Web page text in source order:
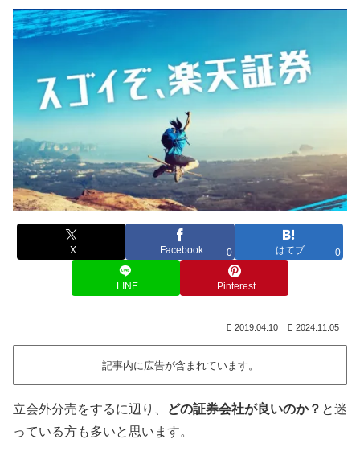
X Facebook 0 はてブ 0
LINE Pinterest
2019.04.10 2024.11.05
記事内に広告が含まれています。
立会外分売をするに辺り、 どの証券会社が良いのか？ と迷
っている方も多いと思います。